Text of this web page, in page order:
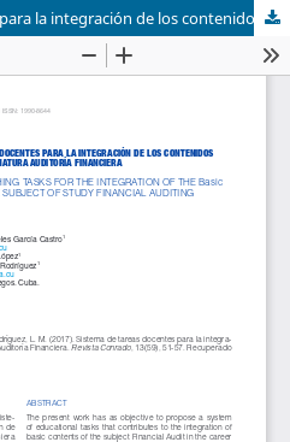
Sistema de tareas docentes para la integración de los contenidos básicos en la asignatura Auditoría Financiera